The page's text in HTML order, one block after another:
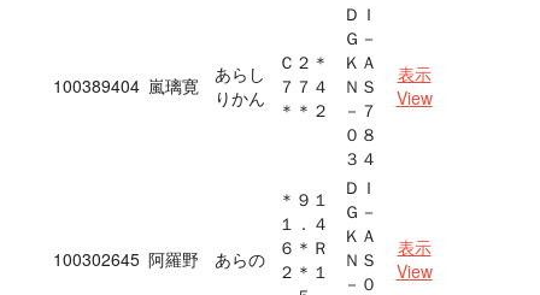
100389404 嵐璃寛
あらし
りかん
Ｃ２＊
７７４
＊＊２
ＤＩ
Ｇ－
ＫＡ
ＮＳ
－７
０８
３４
表示
View
100302645 阿羅野 あらの
＊９１
１．４
６＊Ｒ
２＊１
ＤＩ
Ｇ－
ＫＡ
ＮＳ
－０
表示
View